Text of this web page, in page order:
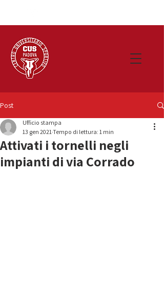
Post
Attivati i tornelli negli
impianti di via Corrado
Ufficio stampa
13 gen 2021Tempo di lettura: 1 min